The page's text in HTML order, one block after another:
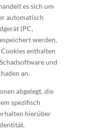
es sich um
automatisch
(PC,
werden,
enthalten
und
an.
abgelegt, die
spezifisch
hierüber